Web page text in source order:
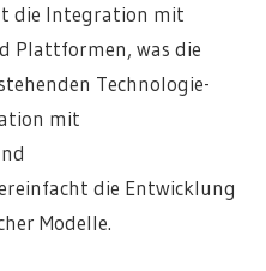
die Integration mit
Plattformen, was die
Technologie-
mit
die Entwicklung
Modelle.